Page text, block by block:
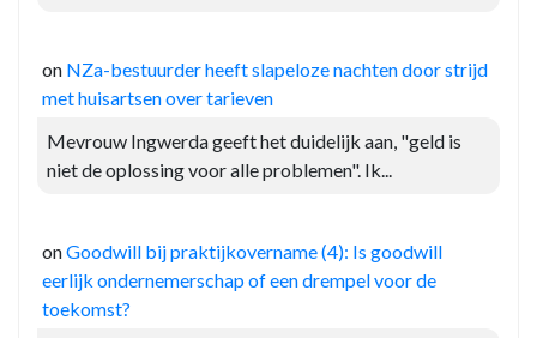
on NZa-bestuurder heeft slapeloze nachten door strijd
met huisartsen over tarieven
Mevrouw Ingwerda geeft het duidelijk aan, "geld is
niet de oplossing voor alle problemen". Ik...
onGoodwill bij praktijkovername (4): Is goodwill
eerlijk ondernemerschap of een drempel voor de
toekomst?